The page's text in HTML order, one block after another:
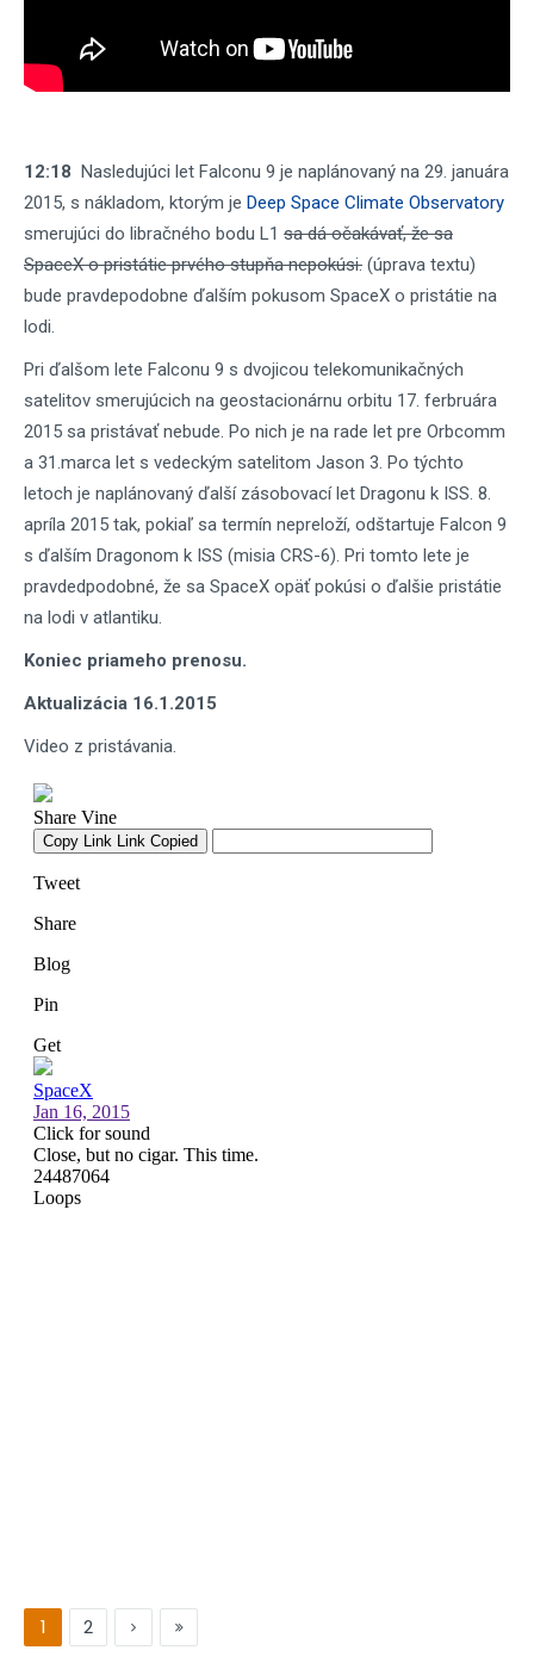
12:18 Nasledujúci let Falconu 9 je naplánovaný na 29. januára
2015, s nákladom, ktorým je Deep Space Climate Observatory
smerujúci do libračného bodu L1 sa dá očakávať, že sa
SpaceX o pristátie prvého stupňa nepokúsi. (úprava textu)
bude pravdepodobne ďalším pokusom SpaceX o pristátie na
lodi.
Pri ďalšom lete Falconu 9 s dvojicou telekomunikačných
satelitov smerujúcich na geostacionárnu orbitu 17. ferbruára
2015 sa pristávať nebude. Po nich je na rade let pre Orbcomm
a 31.marca let s vedeckým satelitom Jason 3. Po týchto
letoch je naplánovaný ďalší zásobovací let Dragonu k ISS. 8.
apríla 2015 tak, pokiaľ sa termín nepreloží, odštartuje Falcon 9
s ďalším Dragonom k ISS (misia CRS-6). Pri tomto lete je
pravdedpodobné, že sa SpaceX opäť pokúsi o ďalšie pristátie
na lodi v atlantiku.
Koniec priameho prenosu.
Aktualizácia 16.1.2015
Video z pristávania.
1 2